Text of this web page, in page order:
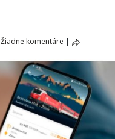
Žiadne komentáre |